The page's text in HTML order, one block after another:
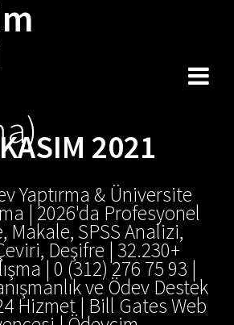
KASIM 2021
Yaptırma & Üniversite
| 2026'da Profesyonel
Makale, SPSS Analizi,
Deşifre | 32.230+
| 0 (312) 276 75 93 |
ve Ödev Destek
Hizmet | Bill Gates Web